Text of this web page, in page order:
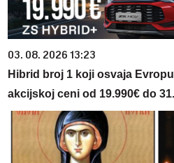
03. 08. 2026 13:23
Hibrid broj 1 koji osvaja
akcijskoj ceni od 19.990€ do